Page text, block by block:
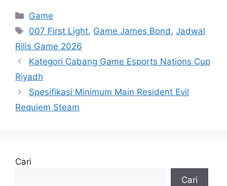
Kategori
Game
Tag
007 First Light, Game James Bond,Jadwal
Rilis Game 2026
Kategori Cabang Game Esports Nations Cup
Riyadh
Spesifikasi Minimum Main Resident Evil
Requiem Steam
Cari
Cari